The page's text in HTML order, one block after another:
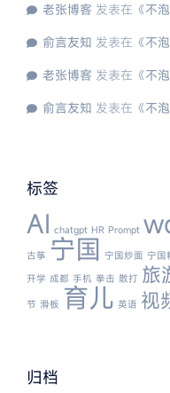
老张博客 发表在《不
俞言友知 发表在《不
老张博客 发表在《不
俞言友知 发表在《不
标签
AI chatgpt HR Prompt
古筝 宁国 宁国炒面 宁国
开学 成都 手机 拳击 散打 旅
节 滑板 育儿 英语 视
归档